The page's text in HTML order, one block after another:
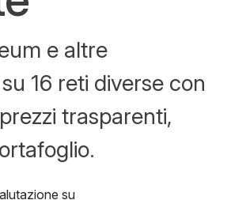
e altre
16 reti diverse con
trasparenti,